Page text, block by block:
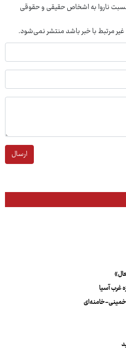
ناروا به اشخاص حقیقی و حقوقی
غیر مرتبط با خبر باشد منتشر نمی‌شود.
ارسال
غرب آسیا
خامنه‌ای